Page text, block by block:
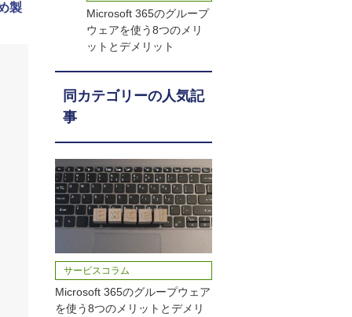
製
Microsoft 365のグループ
ウェアを使う8つのメリ
ットとデメリット
同カテゴリーの人気記
事
サービスコラム
Microsoft 365のグループウェア
を使う8つのメリットとデメリ